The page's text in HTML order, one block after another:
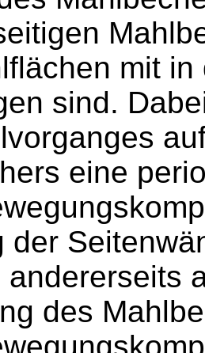
mit
sind.
eine
der
andererseits
des